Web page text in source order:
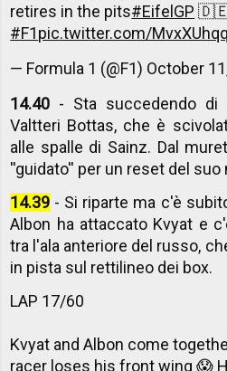
retires in the pits#EifelGP
#F1pic.twitter.com/
— Formula 1 (@F1) October
14.40 - Sta succedendo di
Valtteri Bottas, che è
alle spalle di Sainz. Dal
''guidato'' per un reset del suo
14.39 - Si riparte ma c'è
Albon ha attaccato Kvyat e
tra l'ala anteriore del russo,
in pista sul rettilineo dei box.
LAP 17/60
Kvyat and Albon come
racer loses his front wing 😱